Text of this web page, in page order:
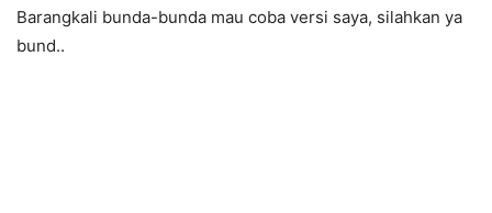
Barangkali bunda-bunda mau coba versi saya, silahkan ya
bund..